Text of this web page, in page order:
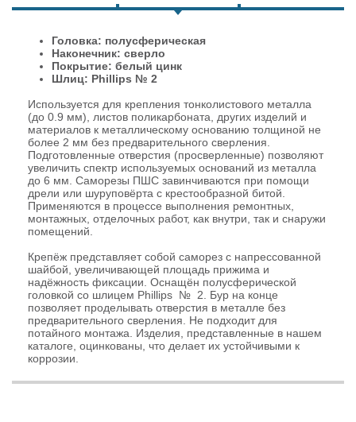
Головка: полусферическая
Наконечник: сверло
Покрытие: белый цинк
Шлиц: Phillips № 2
Используется для крепления тонколистового металла
(до 0.9 мм), листов поликарбоната, других изделий и
материалов к металлическому основанию толщиной не
более 2 мм без предварительного сверления.
Подготовленные отверстия (просверленные) позволяют
увеличить спектр используемых оснований из металла
до 6 мм. Саморезы ПШС завинчиваются при помощи
дрели или шуруповёрта с крестообразной битой.
Применяются в процессе выполнения ремонтных,
монтажных, отделочных работ, как внутри, так и снаружи
помещений.
Крепёж представляет собой саморез с напрессованной
шайбой, увеличивающей площадь прижима и
надёжность фиксации. Оснащён полусферической
головкой со шлицем Phillips № 2. Бур на конце
позволяет проделывать отверстия в металле без
предварительного сверления. Не подходит для
потайного монтажа. Изделия, представленные в нашем
каталоге, оцинкованы, что делает их устойчивыми к
коррозии.